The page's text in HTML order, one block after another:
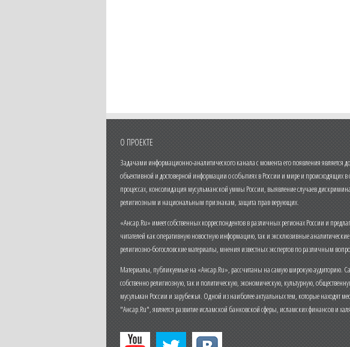
О ПРОЕКТЕ
Задачами информационно-аналитического канала с момента его появления является
объективной и достоверной информации о событиях в России и мире и происходящих в
процессах, консолидация мусульманской уммы России, выявление случаев
религиозным и национальным признакам, защита прав верующих.
«Ансар.Ru» имеет собственных корреспондентов в различных регионах России и
читателей как оперативную новостную информацию, так и эксклюзивные аналитические
религиозно-богословские материалы, мнения известных экспертов по различным
Материалы, публикуемые на «Ансар.Ru», рассчитаны на самую широкую аудиторию.
собственно религиозную, так и политическую, экономическую, культурную,
мусульман России и зарубежья. Одной из наиболее актуальных тем, которые находят
"Ансар.Ru", является развитие исламской банковской сферы, исламских финансов и